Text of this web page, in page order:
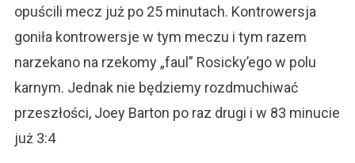
opuścili mecz już po 25 minutach. Kontrowersja
goniła kontrowersje w tym meczu i tym razem
narzekano na rzekomy „faul” Rosicky’ego w polu
karnym. Jednak nie będziemy rozdmuchiwać
przeszłości, Joey Barton po raz drugi i w 83 minucie
już 3:4